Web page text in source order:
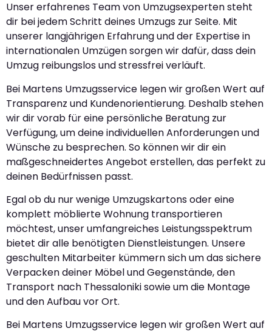
Unser erfahrenes Team von Umzugsexperten steht
dir bei jedem Schritt deines Umzugs zur Seite. Mit
unserer langjährigen Erfahrung und der Expertise in
internationalen Umzügen sorgen wir dafür, dass dein
Umzug reibungslos und stressfrei verläuft.
Bei Martens Umzugsservice legen wir großen Wert auf
Transparenz und Kundenorientierung. Deshalb stehen
wir dir vorab für eine persönliche Beratung zur
Verfügung, um deine individuellen Anforderungen und
Wünsche zu besprechen. So können wir dir ein
maßgeschneidertes Angebot erstellen, das perfekt zu
deinen Bedürfnissen passt.
Egal ob du nur wenige Umzugskartons oder eine
komplett möblierte Wohnung transportieren
möchtest, unser umfangreiches Leistungsspektrum
bietet dir alle benötigten Dienstleistungen. Unsere
geschulten Mitarbeiter kümmern sich um das sichere
Verpacken deiner Möbel und Gegenstände, den
Transport nach Thessaloniki sowie um die Montage
und den Aufbau vor Ort.
Bei Martens Umzugsservice legen wir großen Wert auf